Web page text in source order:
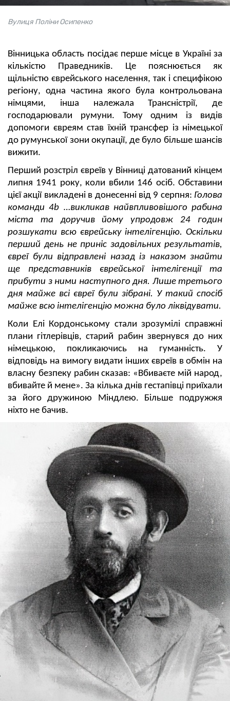
Вулиця Поліни Осипенко
Вінницька область посідає перше місце в Україні за
кількістю Праведників. Це пояснюється як
щільністю єврейського населення, так і специфікою
регіону, одна частина якого була контрольована
німцями, інша належала Трансністрії, де
господарювали румуни. Тому одним із видів
допомоги євреям став їхній трансфер із німецької
до румунської зони окупації, де було більше шансів
вижити.
Перший розстріл євреїв у Вінниці датований кінцем
липня 1941 року, коли вбили 146 осіб. Обставини
цієї акції викладені в донесенні від 9 серпня: Голова
команди 4b …викликав найвпливовішого рабина
міста та доручив йому упродовж 24 годин
розшукати всю єврейську інтелігенцію. Оскільки
перший день не приніс задовільних результатів,
євреї були відправлені назад із наказом знайти
ще представників єврейської інтелігенції та
прибути з ними наступного дня. Лише третього
дня майже всі євреї були зібрані. У такий спосіб
майже всю інтелігенцію можна було ліквідувати.
Коли Елі Кордонському стали зрозумілі справжні
плани гітлерівців, старий рабин звернувся до них
німецькою, покликаючись на гуманність. У
відповідь на вимогу видати інших євреїв в обмін на
власну безпеку рабин сказав: «Вбиваєте мій народ,
вбивайте й мене». За кілька днів гестапівці приїхали
за його дружиною Міндлею. Більше подружжя
ніхто не бачив.